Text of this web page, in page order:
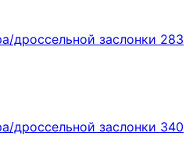
дроссельной заслонки 283
дроссельной заслонки 340